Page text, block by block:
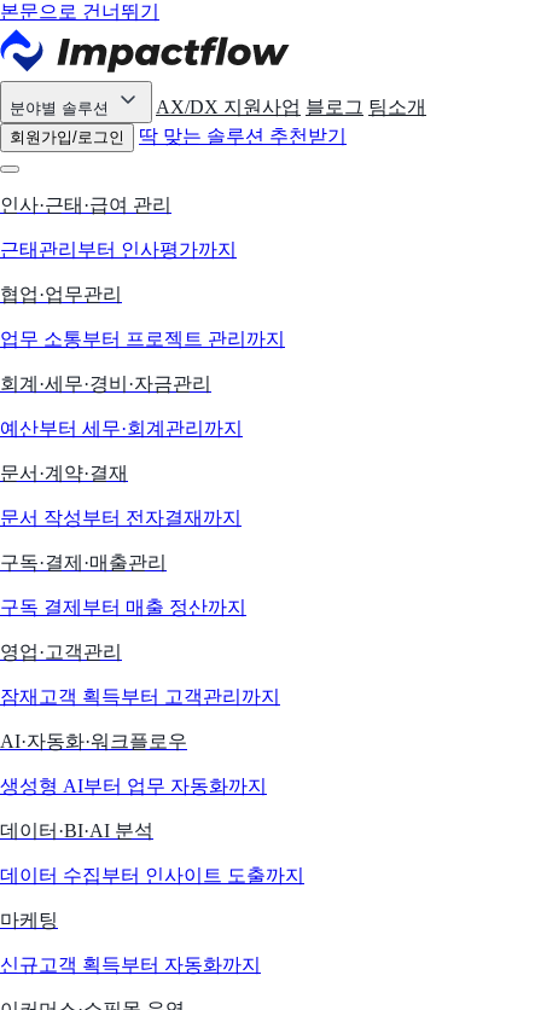
본문으로 건너뛰기
분야별 솔루션 AX/DX 지원사업 블로그 팀소개
회원가입/로그인 딱 맞는 솔루션 추천받기
인사·근태·급여 관리
근태관리부터 인사평가까지
협업·업무관리
업무 소통부터 프로젝트 관리까지
회계·세무·경비·자금관리
예산부터 세무·회계관리까지
문서·계약·결재
문서 작성부터 전자결재까지
구독·결제·매출관리
구독 결제부터 매출 정산까지
영업·고객관리
잠재고객 획득부터 고객관리까지
AI·자동화·워크플로우
생성형 AI부터 업무 자동화까지
데이터·BI·AI 분석
데이터 수집부터 인사이트 도출까지
마케팅
신규고객 획득부터 자동화까지